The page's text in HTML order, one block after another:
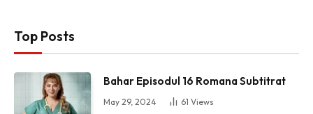
Top Posts
Bahar Episodul 16 Romana Subtitrat
May 29, 2024 61 Views